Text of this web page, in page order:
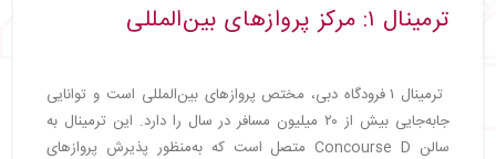
ترمینال ۱: مرکز پروازهای بین‌المللی
ترمینال ۱ فرودگاه دبی، مختص پروازهای بین‌المللی است و توانایی
جابه‌جایی بیش از ۲۰ میلیون مسافر در سال را دارد. این ترمینال به
سالن Concourse D متصل است که به‌منظور پذیرش پروازهای